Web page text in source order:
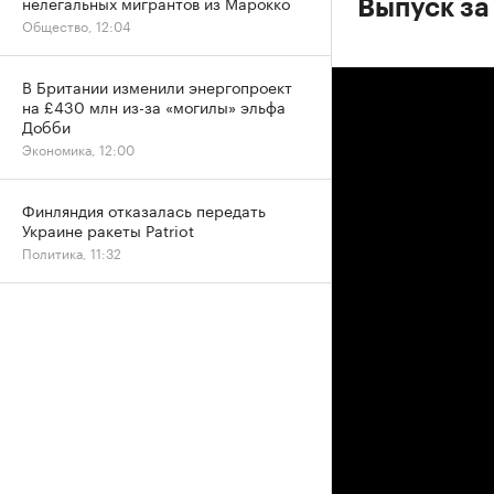
Выпуск
Общество, 12:04
В Британии изменили энергопроект
на £430 млн из-за «могилы» эльфа
Добби
Экономика, 12:00
Финляндия отказалась передать
Украине ракеты Patriot
Политика, 11:32